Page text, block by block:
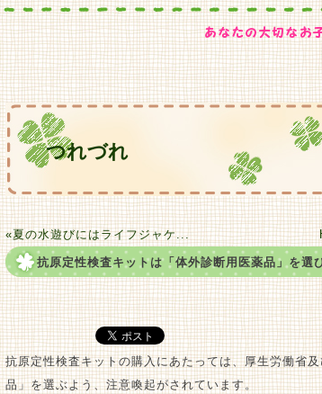
つれづれ
«夏の水遊びにはライフジャケ...
抗原定性検査キットは「体外診断用医薬品」を選
抗原定性検査キットの購入にあたっては、厚生労働省
品」を選ぶよう、注意喚起がされています。